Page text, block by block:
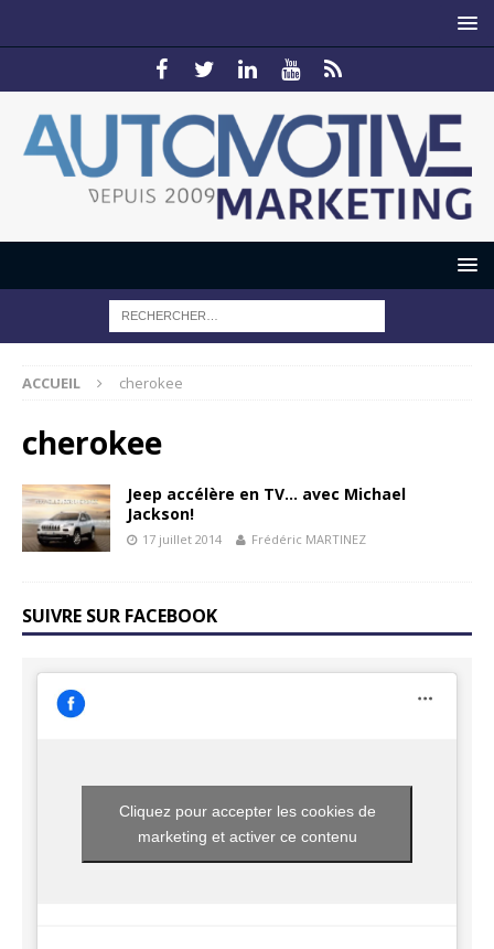
ACCUEIL cherokee
cherokee
Jeep accélère en TV… avec Michael
Jackson!
17 juillet 2014 Frédéric MARTINEZ
SUIVRE SUR FACEBOOK
Cliquez pour accepter les cookies de
marketing et activer ce contenu